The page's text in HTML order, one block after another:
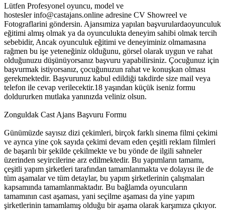
Lütfen Profesyonel oyuncu, model ve
hostesler info@castajans.online adresine CV Showreel ve
Fotograflarini göndersin. Ajansımiza yapılan başvurulardaoyunculuk
eğitimi almış olmak ya da oyunculukta deneyim sahibi olmak tercih
sebebidir, Ancak oyunculuk eğitimi ve deneyiminiz olmamasına
rağmen bu işe yeteneğiniz olduğunu, görsel olarak uygun ve rahat
olduğunuzu düşünüyorsanız başvuru yapabilirsiniz. Çocuğunuz için
başvurmak istiyorsanız, çocuğunuzun rahat ve konuşkan olması
gerekmektedir. Başvurunuz kabul edildiği takdirde size mail veya
telefon ile cevap verilecektir.18 yaşından küçük iseniz formu
doldururken mutlaka yanınızda veliniz olsun.
Zonguldak Cast Ajans Başvuru Formu
Günümüzde sayısız dizi çekimleri, birçok farklı sinema filmi çekimi
ve ayrıca yine çok sayıda çekimi devam eden çeşitli reklam filmleri
de başarılı bir şekilde çekilmekte ve bu yönde de ilgili sahneler
üzerinden seyircilerine arz edilmektedir. Bu yapımların tamamı,
çeşitli yapım şirketleri tarafından tamamlanmakta ve dolayısı ile de
tüm aşamalar ve tüm detaylar, bu yapım şirketlerinin çalışmaları
kapsamında tamamlanmaktadır. Bu bağlamda oyuncuların
tamamının cast aşaması, yani seçilme aşaması da yine yapım
şirketlerinin tamamlamış olduğu bir aşama olarak karşımıza çıkıyor.